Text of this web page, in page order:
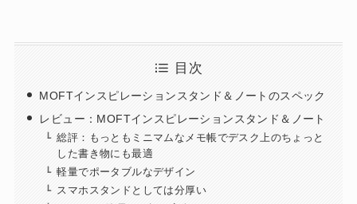
目次
MOFTインスピレーションスタンド＆ノートのスペック
レビュー：MOFTインスピレーションスタンド＆ノート
総評：もっともミニマムなメモ帳でデスク上のちょっと
した書き物にも最適
軽量でポータブルなデザイン
スマホスタンドとしては分厚い